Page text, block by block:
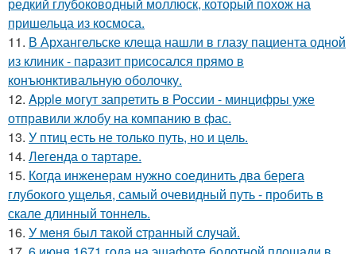
редкий глубоководный моллюск, который похож на
пришельца из космоса.
11. В Архангельске клеща нашли в глазу пациента одной
из клиник - паразит присосался прямо в
конъюнктивальную оболочку.
12. Apple могут запретить в России - минцифры уже
отправили жлобу на компанию в фас.
13. У птиц есть не только путь, но и цель.
14. Легенда о тартаре.
15. Когда инженерам нужно соединить два берега
глубокого ущелья, самый очевидный путь - пробить в
скале длинный тоннель.
16. У мeня был тaкой cтранный слyчай.